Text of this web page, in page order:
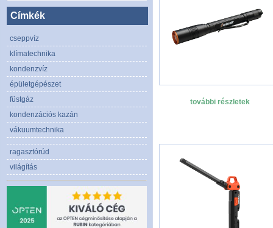
további részletek
Címkék
cseppvíz
klímatechnika
kondenzvíz
épületgépészet
füstgáz
kondenzációs kazán
vákuumtechnika
ragasztórúd
világítás